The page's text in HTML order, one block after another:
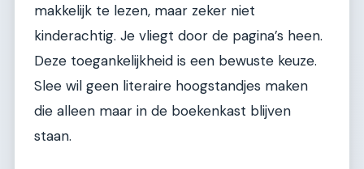
makkelijk te lezen, maar zeker niet
kinderachtig. Je vliegt door de pagina’s heen.
Deze toegankelijkheid is een bewuste keuze.
Slee wil geen literaire hoogstandjes maken
die alleen maar in de boekenkast blijven
staan.